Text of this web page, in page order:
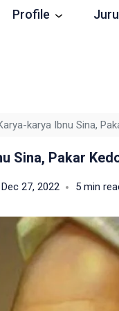
Profile
karya Ibnu Sina,
Sina, Pakar
Dec 27, 2022 5 min